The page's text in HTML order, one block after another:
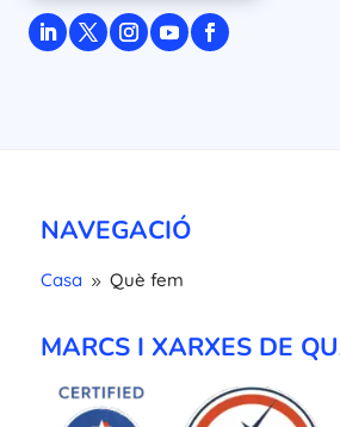
NAVEGACIÓ
Casa 9 Què fem
MARCS I XARXES DE